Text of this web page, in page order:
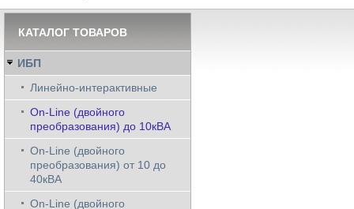
КАТАЛОГ ТОВАРОВ
ИБП
Линейно-интерактивные
On-Line (двойного
преобразования) до 10кВА
On-Line (двойного
преобразования) от 10 до
40кВА
On-Line (двойного